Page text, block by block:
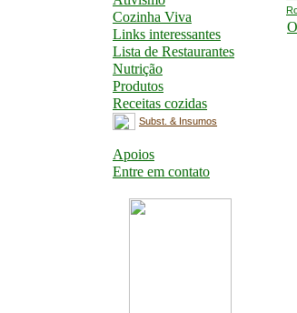
Cozinha Viva
Links interessantes
Lista de Restaurantes
Nutrição
Produtos
Receitas cozidas
Subst. & Insumos
Apoios
Entre em contato